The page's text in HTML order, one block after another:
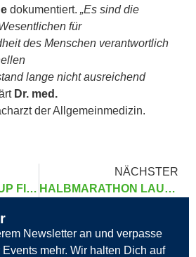
dokumentiert. „Es sind die
für
des Menschen verantwortlich
lange nicht ausreichend
Dr. med.
der Allgemeinmedizin.
KLS MARTIN GROUP FIRMENLAUFKURS
NÄCHSTER
HALBMARATHON LAUFKURS HERBST 2024
Newsletter an und verpasse
mehr. Wir halten Dich auf